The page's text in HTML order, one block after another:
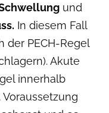
und
In diesem Fall
der PECH-Regel
Akute
innerhalb